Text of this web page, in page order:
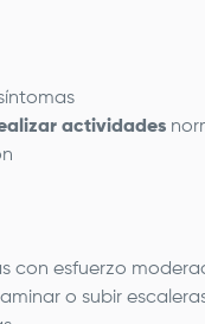
actividades
con esfuerzo
o subir